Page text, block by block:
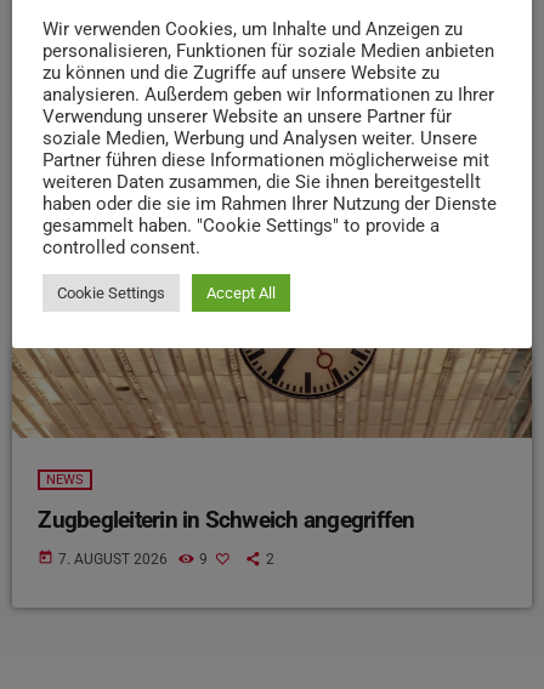
Verkehrsunfall in Trier-Heiligkreuz
today 7. AUGUST 2026 15
insert_link
NEWS
Zugbegleiterin in Schweich angegriffen
today 7. AUGUST 2026 9 2
Wir verwenden Cookies, um Inhalte und Anzeigen zu
personalisieren, Funktionen für soziale Medien anbieten
zu können und die Zugriffe auf unsere Website zu
analysieren. Außerdem geben wir Informationen zu Ihrer
Verwendung unserer Website an unsere Partner für
soziale Medien, Werbung und Analysen weiter. Unsere
Partner führen diese Informationen möglicherweise mit
weiteren Daten zusammen, die Sie ihnen bereitgestellt
haben oder die sie im Rahmen Ihrer Nutzung der Dienste
gesammelt haben. "Cookie Settings" to provide a
controlled consent.
Cookie Settings Accept All